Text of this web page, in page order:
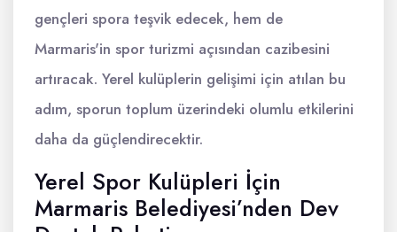
gençleri spora teşvik edecek, hem de
Marmaris'in spor turizmi açısından cazibesini
artıracak. Yerel kulüplerin gelişimi için atılan bu
adım, sporun toplum üzerindeki olumlu etkilerini
daha da güçlendirecektir.
Yerel Spor Kulüpleri İçin
Marmaris Belediyesi’nden Dev